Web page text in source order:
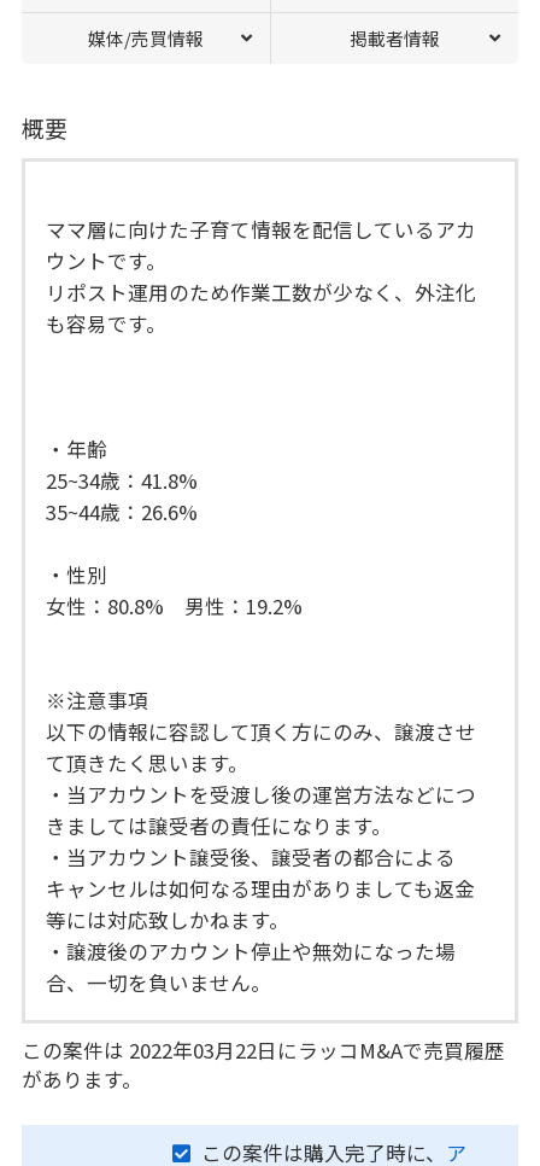
媒体/売買情報 掲載者情報
概要
ママ層に向けた子育て情報を配信しているアカ
ウントです。
リポスト運用のため作業工数が少なく、外注化
も容易です。
・年齢
25~34歳：41.8%
35~44歳：26.6%
・性別
女性：80.8% 男性：19.2%
※注意事項
以下の情報に容認して頂く方にのみ、譲渡させ
て頂きたく思います。
・当アカウントを受渡し後の運営方法などにつ
きましては譲受者の責任になります。
・当アカウント譲受後、譲受者の都合による
キャンセルは如何なる理由がありましても返金
等には対応致しかねます。
・譲渡後のアカウント停止や無効になった場
合、一切を負いません。
この案件は 2022年03月22日にラッコM&Aで売買履歴
があります。
この案件は購入完了時に、 ア